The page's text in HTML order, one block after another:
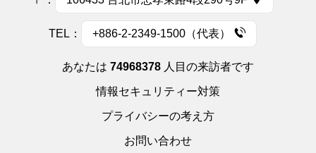
TEL： +886-2-2349-1500（代表）
あなたは 74968378 人目の来訪者です
情報セキュリティー対策
プライバシーの考え方
お問い合わせ